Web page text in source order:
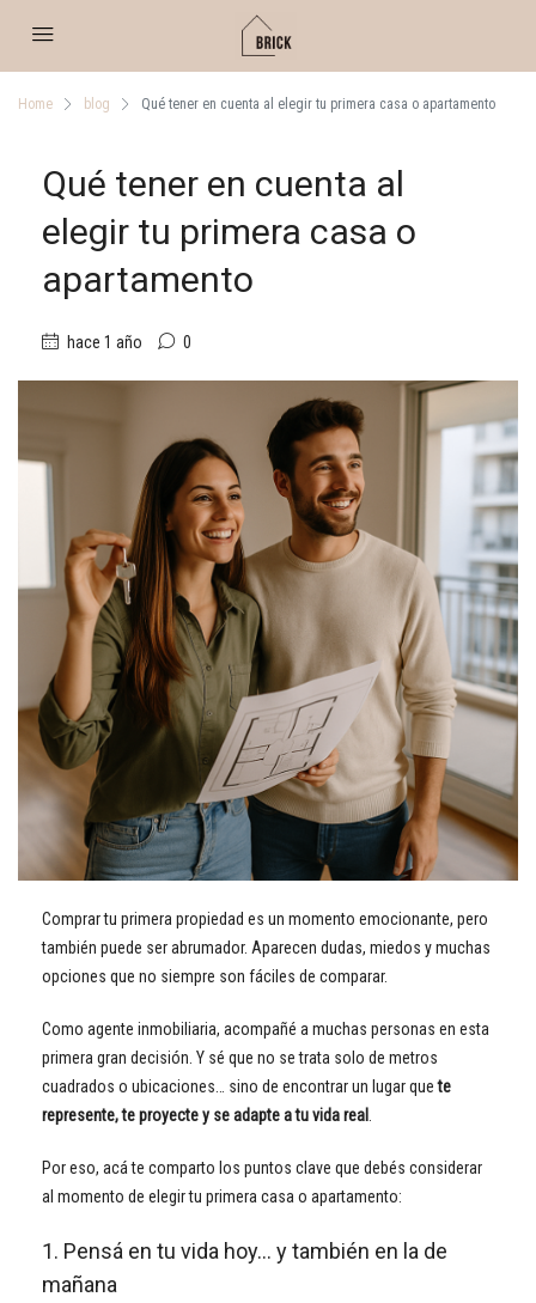
Home blog Qué tener en cuenta al elegir tu primera casa o apartamento
Qué tener en cuenta al
elegir tu primera casa o
apartamento
hace 1 año 0
Comprar tu primera propiedad es un momento emocionante, pero
también puede ser abrumador. Aparecen dudas, miedos y muchas
opciones que no siempre son fáciles de comparar.
Como agente inmobiliaria, acompañé a muchas personas en esta
primera gran decisión. Y sé que no se trata solo de metros
cuadrados o ubicaciones… sino de encontrar un lugar quete
represente, te proyecte y se adapte a tu vida real
Por eso, acá te comparto los puntos clave que debés considerar
al momento de elegir tu primera casa o apartamento:
1. Pensá en tu vida hoy… y también en la de
mañana